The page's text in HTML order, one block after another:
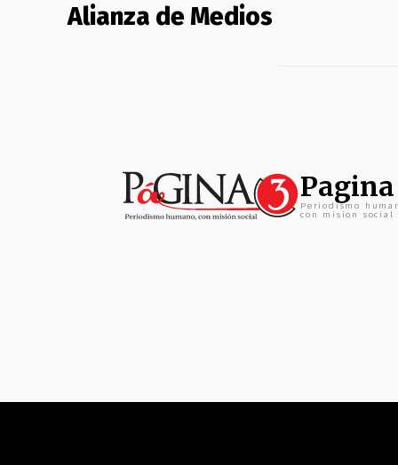
Alianza de Medios
Periodismo
con mision social